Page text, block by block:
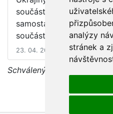
analýzy
stránek a
součástí Ukrajiny,
samostatné celky či
součástmi státu Ukrajina.
23. 04. 2019 12:00
Schválený dotaz, diskuse je